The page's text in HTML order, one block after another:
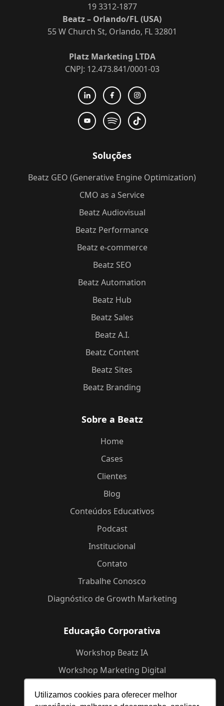
Utilizamos cookies para oferecer melhor
19 3312-1877
Beatz – Orlando/FL (USA)
55 W Church St, Orlando, FL 32801
Platz Marketing LTDA
CNPJ: 12.473.841/0001-03
Soluções
Beatz GEO (Generative Engine Optimization)
CMO as a Service
Beatz Audiovisual
Beatz Performance
Beatz e-commerce
Beatz SEO
Beatz Automation
Beatz Hub
Beatz Sales
Beatz A.I.
Beatz Content
Beatz Sites
Beatz Branding
Sobre a Beatz
Home
Cases
Clientes
Blog
Conteúdos Educativos
Podcast
Institucional
Contato
Trabalhe Conosco
Diagnóstico de Growth Marketing
Educação Corporativa
Workshop Beatz IA
Workshop Marketing Digital